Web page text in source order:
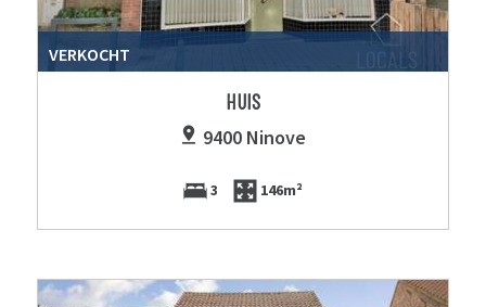
VERKOCHT
HUIS
9400 Ninove
3 146m²